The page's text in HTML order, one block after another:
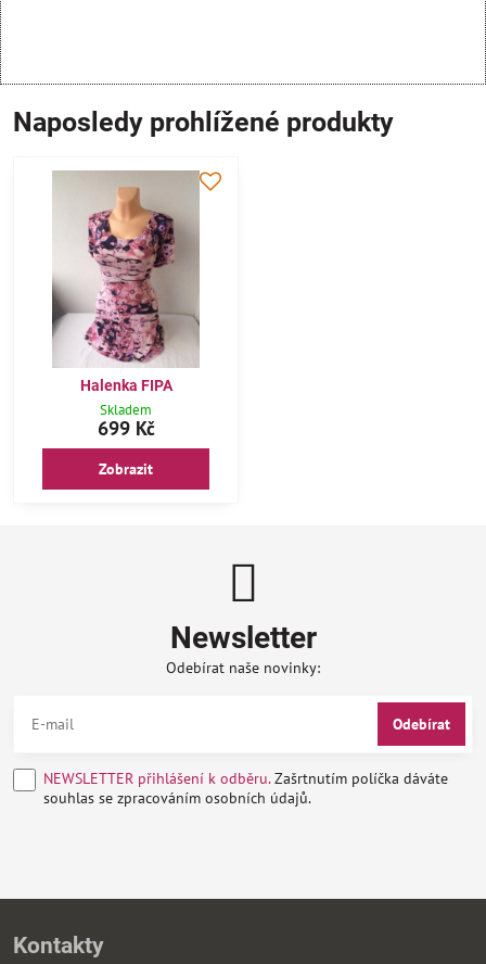
Naposledy prohlížené produkty
Halenka FIPA
Skladem
699 Kč
Zobrazit
Newsletter
Odebírat naše novinky:
Odebírat
NEWSLETTER přihlášení k odběru.Zašrtnutím políčka dáváte
souhlas se zpracováním osobních údajů.
Kontakty